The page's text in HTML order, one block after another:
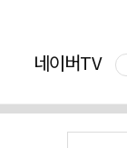
네이버TV